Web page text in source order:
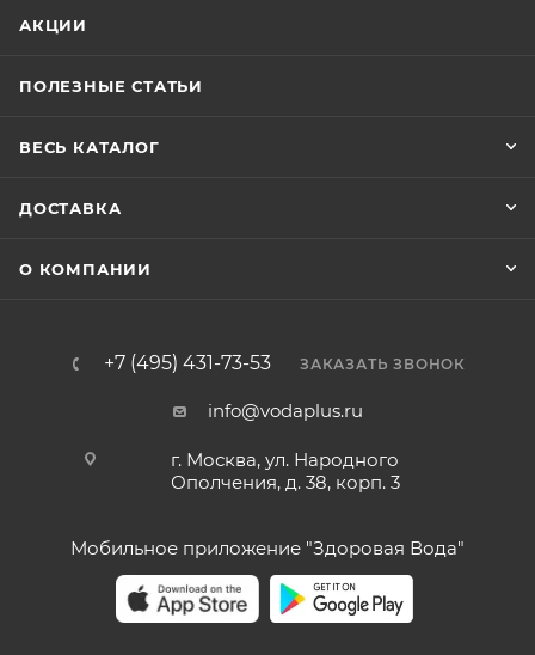
АКЦИИ
ПОЛЕЗНЫЕ СТАТЬИ
ВЕСЬ КАТАЛОГ
ДОСТАВКА
О КОМПАНИИ
+7 (495) 431-73-53 ЗАКАЗАТЬ ЗВОНОК
info@vodaplus.ru
г. Москва, ул. Народного
Ополчения, д. 38, корп. 3
Мобильное приложение "Здоровая Вода"